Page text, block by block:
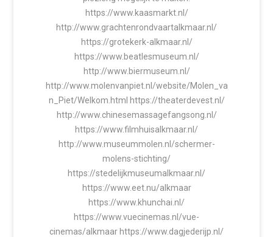
https://www.kaasmarkt.nl/
http://www.grachtenrondvaartalkmaar.nl/
https://grotekerk-alkmaar.nl/
https://www.beatlesmuseum.nl/
http://www.biermuseum.nl/
http://www.molenvanpiet.nl/website/Molen_va
n_Piet/Welkom.html https://theaterdevest.nl/
http://www.chinesemassagefangsong.nl/
https://www.filmhuisalkmaar.nl/
http://www.museummolen.nl/schermer-
molens-stichting/
https://stedelijkmuseumalkmaar.nl/
https://www.eet.nu/alkmaar
https://www.khunchai.nl/
https://www.vuecinemas.nl/vue-
cinemas/alkmaar https://www.dagjederijp.nl/